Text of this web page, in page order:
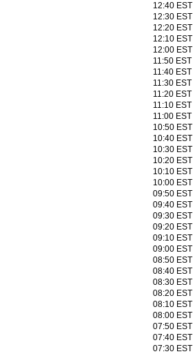
12:40 EST
12:30 EST
12:20 EST
12:10 EST
12:00 EST
11:50 EST
11:40 EST
11:30 EST
11:20 EST
11:10 EST
11:00 EST
10:50 EST
10:40 EST
10:30 EST
10:20 EST
10:10 EST
10:00 EST
09:50 EST
09:40 EST
09:30 EST
09:20 EST
09:10 EST
09:00 EST
08:50 EST
08:40 EST
08:30 EST
08:20 EST
08:10 EST
08:00 EST
07:50 EST
07:40 EST
07:30 EST